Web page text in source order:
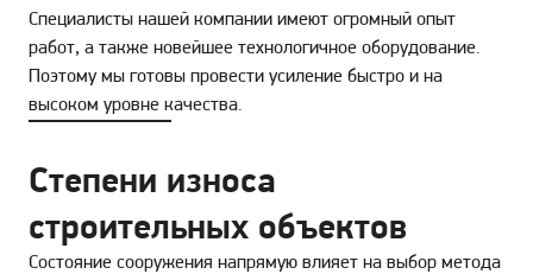
Специалисты нашей компании имеют огромный опыт
работ, а также новейшее технологичное оборудование.
Поэтому мы готовы провести усиление быстро и на
высоком уровне качества.
Степени износа
строительных объектов
Состояние сооружения напрямую влияет на выбор метода